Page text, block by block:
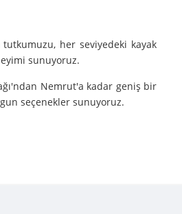
tutkumuzu, her seviyedeki kayak
sunuyoruz.
Nemrut'a kadar geniş bir
seçenekler sunuyoruz.